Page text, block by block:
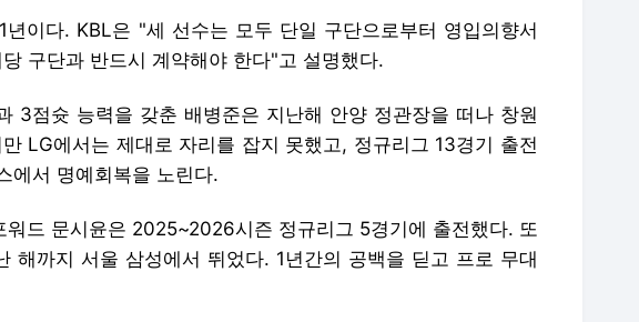
이다. KBL은 "세 선수는 모두 단일 구단으로부터 영입의향서
구단과 반드시 계약해야 한다"고 설명했다.
3점슛 능력을 갖춘 배병준은 지난해 안양 정관장을 떠나 창원
LG에서는 제대로 자리를 잡지 못했고, 정규리그 13경기 출전
에서 명예회복을 노린다.
워드 문시윤은 2025~2026시즌 정규리그 5경기에 출전했다. 또
해까지 서울 삼성에서 뛰었다. 1년간의 공백을 딛고 프로 무대